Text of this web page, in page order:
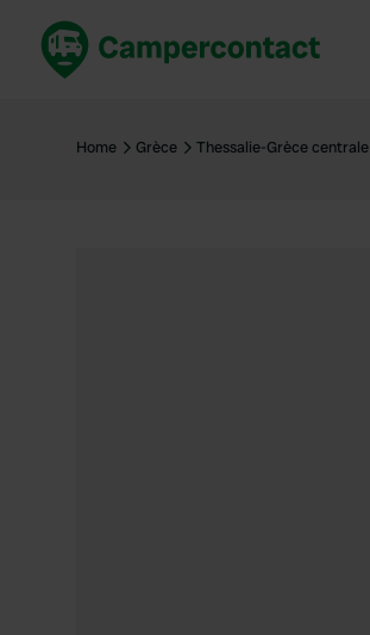
France
Home Grèce Thessalie-Grèce centrale